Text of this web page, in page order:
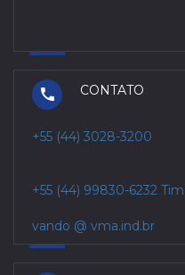
CONTATO
+55 (44) 3028-3200
+55 (44) 99830-6232 Tim
vando @ vma.ind.br